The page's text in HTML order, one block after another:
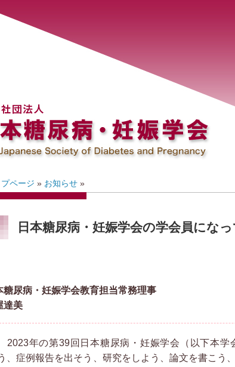
ページ » お知らせ »
日本糖尿病・妊娠学会の学会員にな
糖尿病・妊娠学会教育担当常務理事
達美
年の第39回日本糖尿病・妊娠学会（以下本学
、症例報告を出そう、研究をしよう、論文を書こう